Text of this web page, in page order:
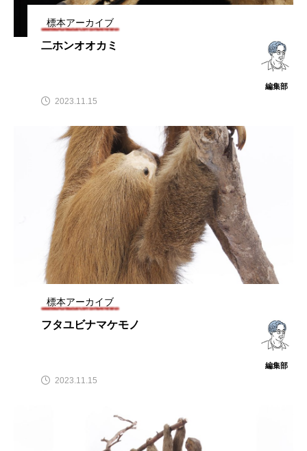
標本アーカイブ
二ホンオオカミ
編集部
2023.11.15
標本アーカイブ
フタユビナマケモノ
編集部
2023.11.15